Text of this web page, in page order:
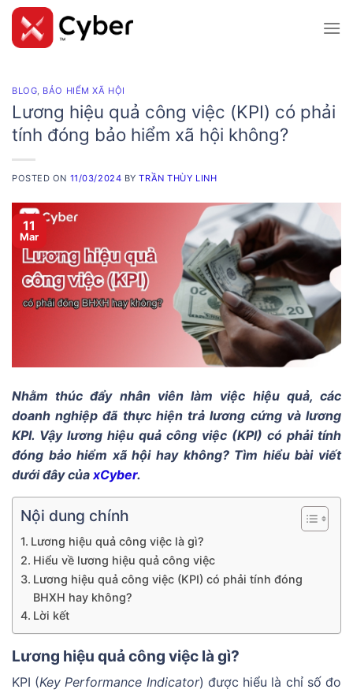
Skip
content
BLOG, BẢO HIỂM XÃ HỘI
Lương hiệu quả công việc (KPI) có phải
tính đóng bảo hiểm xã hội không?
POSTED ON 11/03/2024 BYTRẦN THÙY LINH
11
Mar
Nhằm thúc đẩy nhân viên làm việc hiệu quả, các
doanh nghiệp đã thực hiện trả lương cứng và lương
KPI. Vậy lương hiệu quả công việc (KPI) có phải tính
đóng bảo hiểm xã hội hay không? Tìm hiểu bài viết
dưới đây của xCyber.
Nội dung chính
Lương hiệu quả công việc là gì?
Hiểu về lương hiệu quả công việc
Lương hiệu quả công việc (KPI) có phải tính đóng
BHXH hay không?
Lời kết
Lương hiệu quả công việc là gì?
KPI (Key Performance Indicator) được hiểu là chỉ số đo